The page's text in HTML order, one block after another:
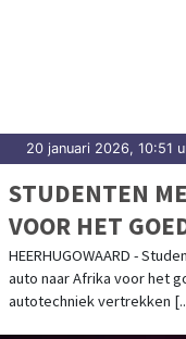
20 januari 2026, 10:51
STUDENTEN
VOOR HET
HEERHUGOWAARD -
auto naar Afrika voor het
autotechniek vertrekken